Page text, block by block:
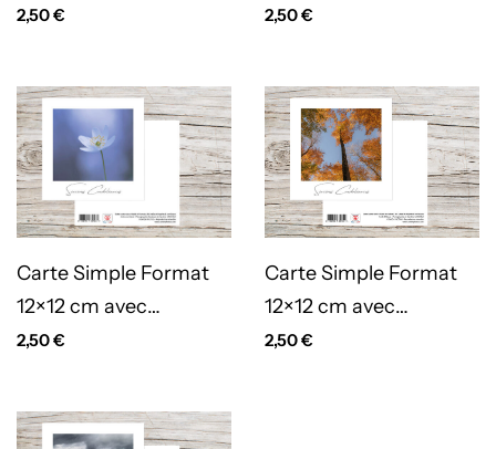
enveloppe – Prunus
2,50€
enveloppe –
orchidée – anémone
CS223
2,50€
Carte Simple Format
12×12 cm avec
enveloppe – Sincères
Anémone Silvie
2,50€
Carte Simple Format
12×12 cm avec
enveloppe – Sincères
2,50€